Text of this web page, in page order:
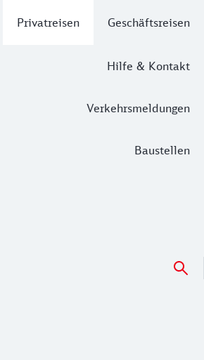
Privatreisen Geschäftsreisen
Hilfe & Kontakt
Verkehrsmeldungen
Baustellen